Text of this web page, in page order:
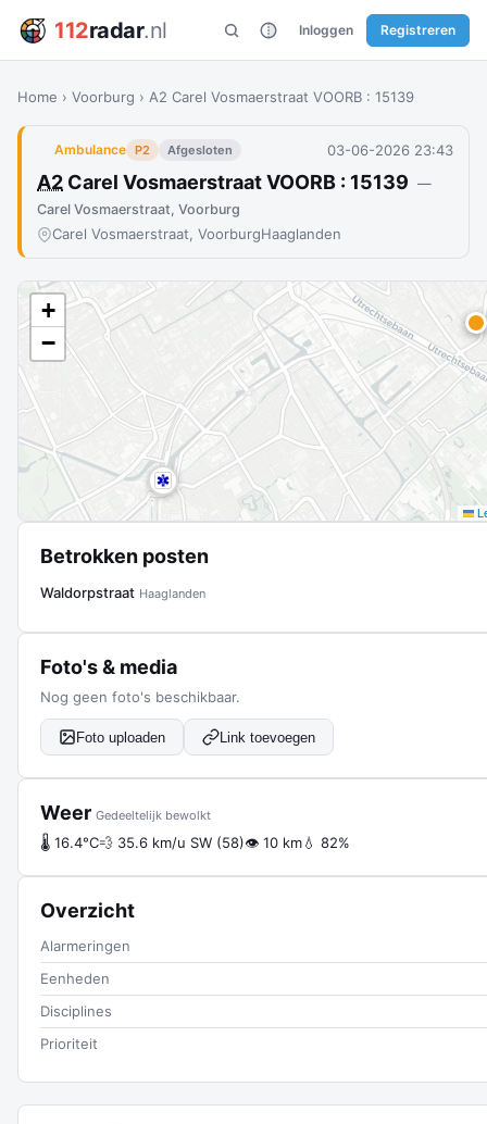
112radar.nl Inloggen Registreren
Home › Voorburg › A2 Carel Vosmaerstraat VOORB : 15139
Ambulance P2 Afgesloten 03-06-2026 23:43
A2 Carel Vosmaerstraat VOORB : 15139 —
Carel Vosmaerstraat, Voorburg
Carel Vosmaerstraat, VoorburgHaaglanden
+
−
Betrokken posten
Waldorpstraat Haaglanden
Foto's & media
Nog geen foto's beschikbaar.
Foto uploaden Link toevoegen
Weer Gedeeltelijk bewolkt
🌡 16.4°C💨 35.6 km/u SW (58)👁 10 km💧 82%
Overzicht
Alarmeringen
Eenheden
Disciplines
Prioriteit